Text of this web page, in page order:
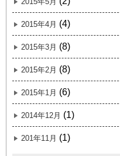
2015年4月 (4)
2015年3月 (8)
2015年2月 (8)
2015年1月 (6)
2014年12月 (1)
201年11月 (1)